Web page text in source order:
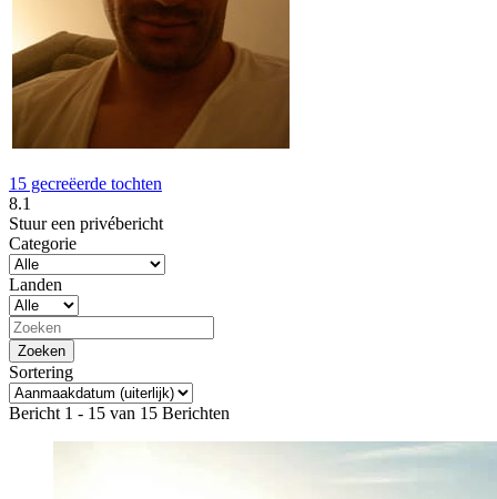
15 gecreëerde tochten
8.1
Stuur een privébericht
Categorie
Landen
Sortering
Bericht 1 - 15 van 15 Berichten